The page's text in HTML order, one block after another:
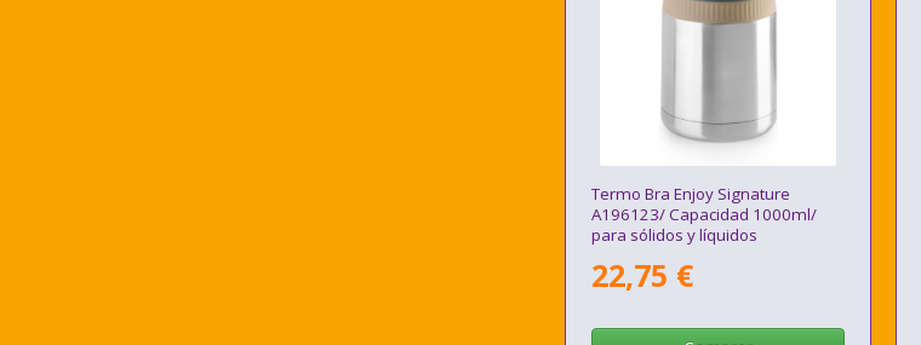
Termo Bra Enjoy Signature
A196123/ Capacidad 1000ml/
para sólidos y líquidos
22,75 €